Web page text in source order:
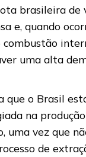
brasileira de
e, quando
combustão
uma alta
que o Brasil
na
uma vez que
de